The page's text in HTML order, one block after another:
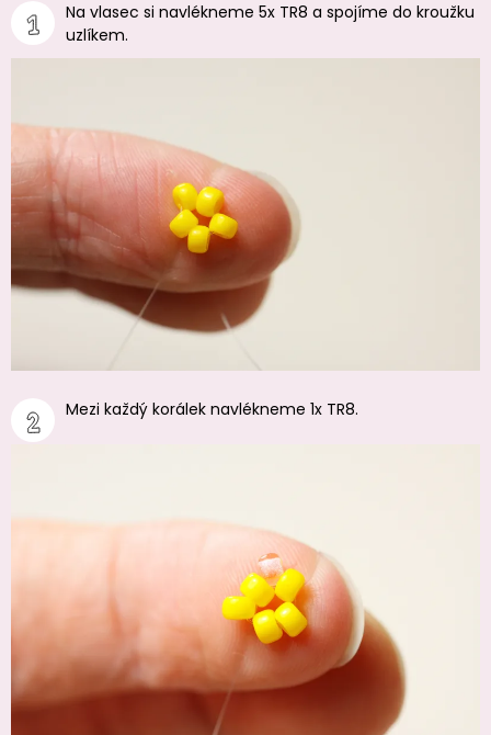
Na vlasec si navlékneme 5x TR8 a spojíme do kroužku
uzlíkem.
Mezi každý korálek navlékneme 1x TR8.